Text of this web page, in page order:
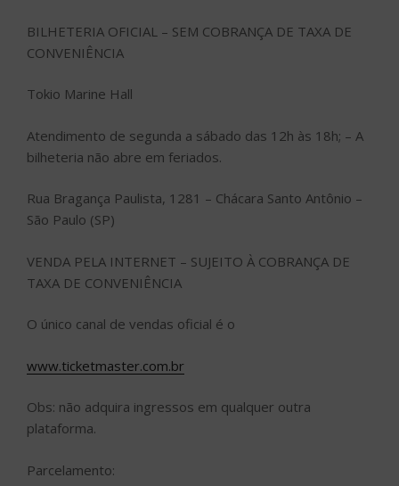
BILHETERIA OFICIAL – SEM COBRANÇA DE TAXA DE
CONVENIÊNCIA
Tokio Marine Hall
Atendimento de segunda a sábado das 12h às 18h; – A
bilheteria não abre em feriados.
Rua Bragança Paulista, 1281 – Chácara Santo Antônio –
São Paulo (SP)
VENDA PELA INTERNET – SUJEITO À COBRANÇA DE
TAXA DE CONVENIÊNCIA
O único canal de vendas oficial é o
www.ticketmaster.com.br
Obs: não adquira ingressos em qualquer outra
plataforma.
Parcelamento: